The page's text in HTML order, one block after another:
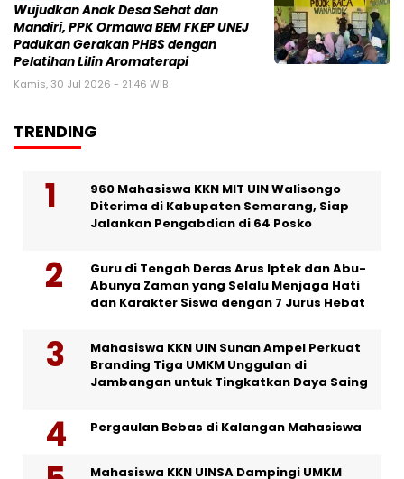
Wujudkan Anak Desa Sehat dan
Mandiri, PPK Ormawa BEM FKEP UNEJ
Padukan Gerakan PHBS dengan
Pelatihan Lilin Aromaterapi
Kamis, 30 Jul 2026 - 21:46 WIB
TRENDING
960 Mahasiswa KKN MIT UIN Walisongo
Diterima di Kabupaten Semarang, Siap
Jalankan Pengabdian di 64 Posko
Guru di Tengah Deras Arus Iptek dan Abu-
Abunya Zaman yang Selalu Menjaga Hati
dan Karakter Siswa dengan 7 Jurus Hebat
Mahasiswa KKN UIN Sunan Ampel Perkuat
Branding Tiga UMKM Unggulan di
Jambangan untuk Tingkatkan Daya Saing
Pergaulan Bebas di Kalangan Mahasiswa
Mahasiswa KKN UINSA Dampingi UMKM